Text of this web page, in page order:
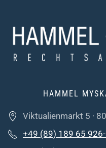
HAMMEL
Viktualienmarkt 5 ·
+49 (89) 189 65